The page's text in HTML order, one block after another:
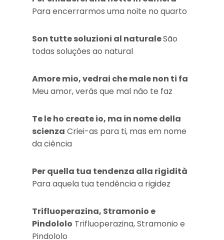
Para encerrarmos uma noite no quarto
Son tutte soluzioni al naturaleSão
todas soluções ao natural
Amore mio, vedrai che male non ti fa
Meu amor, verás que mal não te faz
Te le ho create io, ma in nome della
scienza Criei-as para ti, mas em nome
da ciência
Per quella tua tendenza alla rigidità
Para aquela tua tendência a rigidez
Trifluoperazina, Stramonio e
Pindololo Trifluoperazina, Stramonio e
Pindololo